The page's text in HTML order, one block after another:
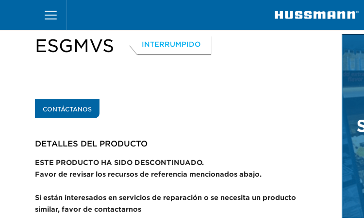
contenido
Inicio
ESGMVS INTERRUMPIDO
CONTÁCTANOS
DETALLES DEL PRODUCTO​
ESTE PRODUCTO HA SIDO DESCONTINUADO.
Favor de revisar los recursos de referencia mencionados abajo.
Si están interesados en servicios de reparación o se necesita un producto
similar, favor de contactarnos